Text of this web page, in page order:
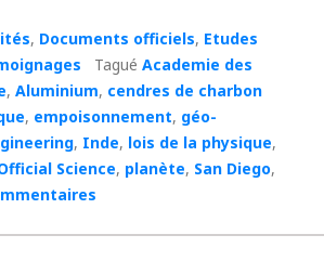
, Documents officiels, Etudes
Tagué Academie des
, Aluminium, cendres de charbon
, empoisonnement, géo-
, Inde, lois de la physique,
Science, planète, San Diego,